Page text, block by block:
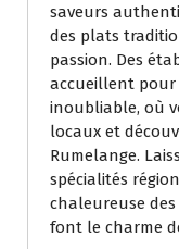
saveurs
des plats
passion. Des
accueillent pour
inoubliable, où
locaux et
Rumelange.
spécialités
chaleureuse
font le charme